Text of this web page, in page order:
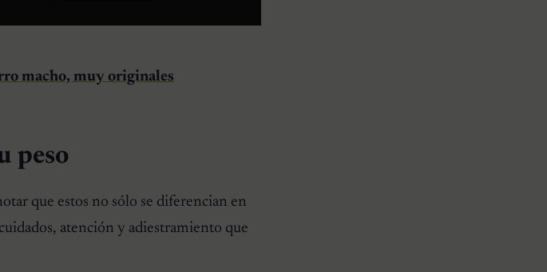
macho, muy originales
peso
que estos no sólo se diferencian en
atención y adiestramiento que